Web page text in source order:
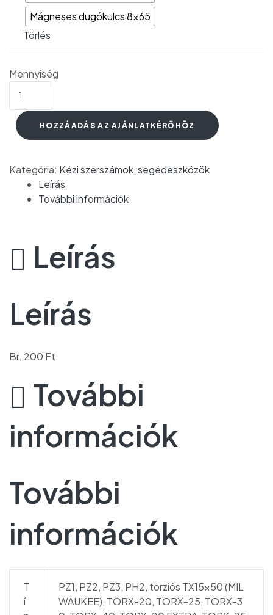
Mágneses dugókulcs 8x65
Törlés
Mennyiség
HOZZÁADÁS AZ AJÁNLATKÉRŐHÖZ
Kategória: Kézi szerszámok, segédeszközök
Leírás
További információk
Leírás
Leírás
Br. 200 Ft.
További
információk
További
információk
T
í
PZ1, PZ2, PZ3, PH2, torziós TX15x50 (MIL
WAUKEE), TORX-20, TORX-25, TORX-3